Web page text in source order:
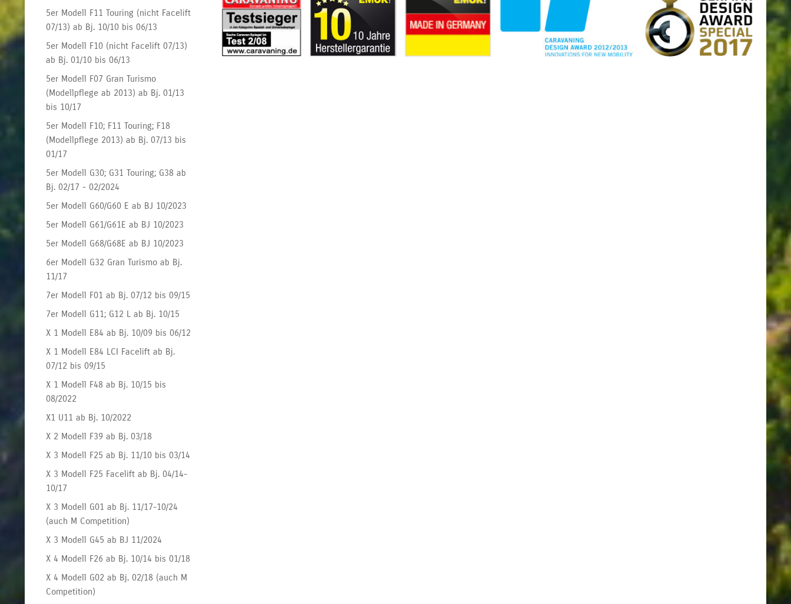
5er Modell F11 Touring (nicht Facelift
07/13) ab Bj. 10/10 bis 06/13
5er Modell F10 (nicht Facelift 07/13)
ab Bj. 01/10 bis 06/13
5er Modell F07 Gran Turismo
(Modellpflege ab 2013) ab Bj. 01/13
bis 10/17
5er Modell F10; F11 Touring; F18
(Modellpflege 2013) ab Bj. 07/13 bis
01/17
5er Modell G30; G31 Touring; G38 ab
Bj. 02/17 - 02/2024
5er Modell G60/G60 E ab BJ 10/2023
5er Modell G61/G61E ab BJ 10/2023
5er Modell G68/G68E ab BJ 10/2023
6er Modell G32 Gran Turismo ab Bj.
11/17
7er Modell F01 ab Bj. 07/12 bis 09/15
7er Modell G11; G12 L ab Bj. 10/15
X 1 Modell E84 ab Bj. 10/09 bis 06/12
X 1 Modell E84 LCI Facelift ab Bj.
07/12 bis 09/15
X 1 Modell F48 ab Bj. 10/15 bis
08/2022
X1 U11 ab Bj. 10/2022
X 2 Modell F39 ab Bj. 03/18
X 3 Modell F25 ab Bj. 11/10 bis 03/14
X 3 Modell F25 Facelift ab Bj. 04/14-
10/17
X 3 Modell G01 ab Bj. 11/17-10/24
(auch M Competition)
X 3 Modell G45 ab BJ 11/2024
X 4 Modell F26 ab Bj. 10/14 bis 01/18
X 4 Modell G02 ab Bj. 02/18 (auch M
Competition)